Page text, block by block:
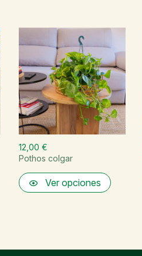
12,00 €
Pothos colgar
Ver opciones